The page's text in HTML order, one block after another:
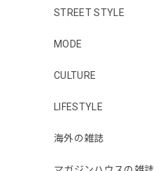
STREET STYLE
MODE
CULTURE
LIFESTYLE
海外の雑誌